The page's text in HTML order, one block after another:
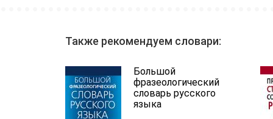
Также рекомендуем словари:
Большой
фразеологический
словарь русского
языка